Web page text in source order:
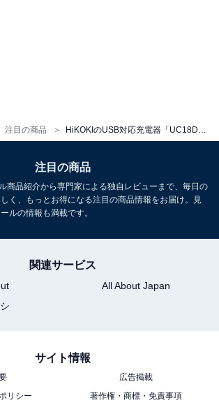
注目の商品
キ) USB対応充電器 14.4V 18V マルチボ
Amazonで見る
注目の商品
商品紹介から専門家による独自レビューまで、毎日の
く、もっとお得になる注目の商品情報をお届け。見
ルの情報も満載です。
関連サービス
All About Japan
サイト情報
広告掲載
リシー
著作権・商標・免責事項